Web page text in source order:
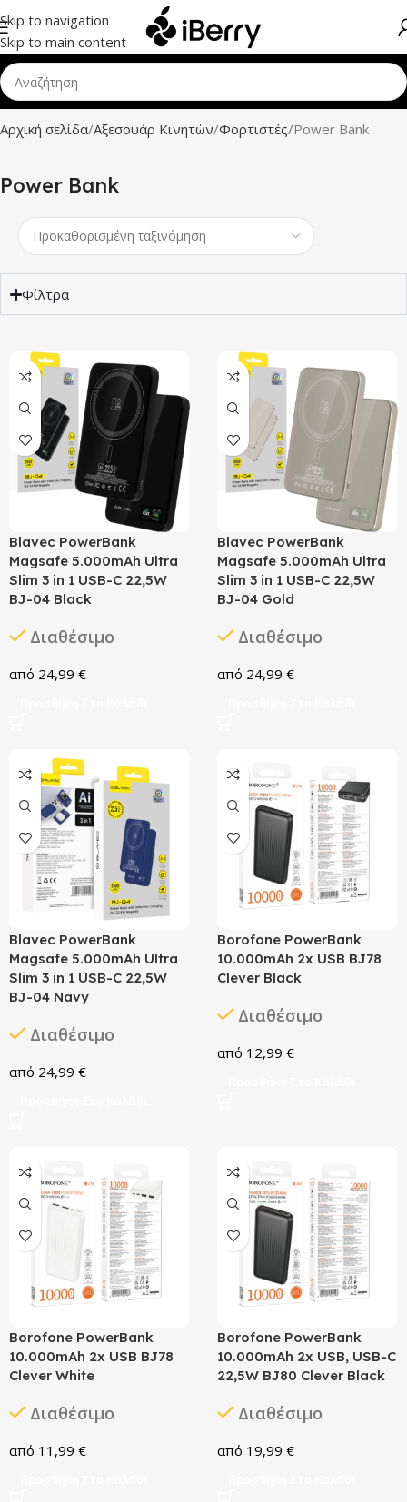
Skip to navigation
Skip to main content
Αρχική σελίδα Αξεσουάρ Κινητών Φορτιστές Power Bank
Power Bank
Φίλτρα
Blavec PowerBank
Magsafe 5.000mAh Ultra
Slim 3 in 1 USB-C 22,5W
BJ-04 Black
Διαθέσιμο
24,99 €
Blavec PowerBank
Magsafe 5.000mAh Ultra
Slim 3 in 1 USB-C 22,5W
BJ-04 Gold
Διαθέσιμο
24,99 €
Blavec PowerBank
Magsafe 5.000mAh Ultra
Slim 3 in 1 USB-C 22,5W
BJ-04 Navy
Διαθέσιμο
24,99 €
Borofone PowerBank
10.000mAh 2x USB BJ78
Clever Black
Διαθέσιμο
12,99 €
Borofone PowerBank
10.000mAh 2x USB BJ78
Clever White
Διαθέσιμο
11,99 €
Borofone PowerBank
10.000mAh 2x USB, USB-C
22,5W BJ80 Clever Black
Διαθέσιμο
19,99 €